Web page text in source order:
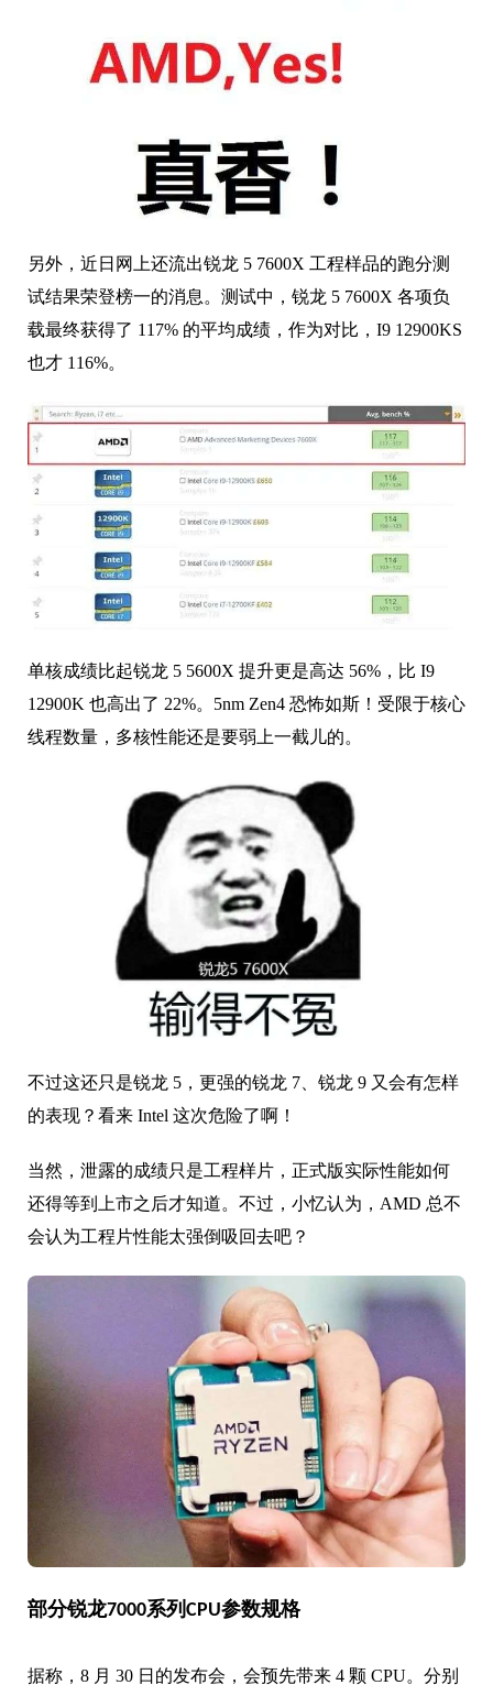
另外，近日网上还流出锐龙 5 7600X 工程样品的跑分测
试结果荣登榜一的消息。测试中，锐龙 5 7600X 各项负
载最终获得了 117% 的平均成绩，作为对比，I9 12900KS
也才 116%。
单核成绩比起锐龙 5 5600X 提升更是高达 56%，比 I9
12900K 也高出了 22%。5nm Zen4 恐怖如斯！受限于核心
线程数量，多核性能还是要弱上一截儿的。
不过这还只是锐龙 5，更强的锐龙 7、锐龙 9 又会有怎样
的表现？看来 Intel 这次危险了啊！
当然，泄露的成绩只是工程样片，正式版实际性能如何
还得等到上市之后才知道。不过， 小忆认为，AMD 总不
会认为工程片性能太强倒吸回去吧？
部分锐龙7000系列CPU参数规格
据称，8 月 30 日的发布会，会预先带来 4 颗 CPU。分别